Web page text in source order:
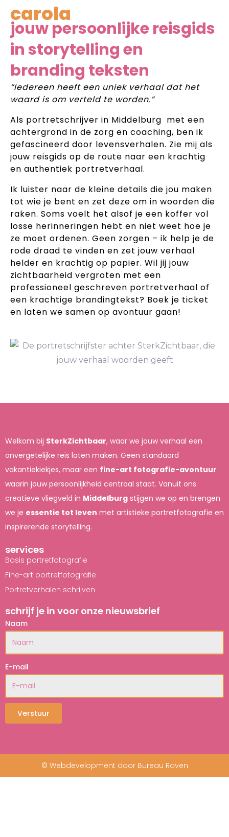
carola
jouw persoonlijke reisgids
in storytelling en
branding teksten
“Iedereen heeft een uniek verhaal dat het
waard is om verteld te worden.”
Als portretschrijver in Middelburg met een
achtergrond in de zorg en coaching, ben ik
gefascineerd door levensverhalen. Zie mij als
jouw reisgids op de route naar een krachtig
en authentiek portretverhaal.
Ik luister naar de kleine details die jou maken
tot wie je bent en zet deze om in woorden die
raken. Soms voelt het alsof je een koffer vol
losse herinneringen hebt en niet weet hoe je
ze moet ordenen. Geen zorgen – ik help je de
rode draad te vinden en zet jouw verhaal
helder en krachtig op papier. Wil jij jouw
zichtbaarheid vergroten met een
professioneel geschreven portretverhaal of
een krachtige brandingtekst? Boek je ticket
en laten we samen op avontuur gaan!
Welkom bij SterkZichtbaar, waar we jouw verhaal een
onvergetelijke reis laten maken. Geen standaard
vakantiekiekjes, maar een fine-art fotografie-avontuur
waarin jouw persoonlijkheid centraal staat. Vanuit ons
creatieve vliegveld in Middelburg stijgen we op en brengen
we je essentie tot leven met artistieke portretfotografie en
inspirerende storytelling.
services
Basis portretfotografie
Fine-art portretfotografie
Portretverhalen schrijven
schrijf je in voor onze nieuwsbrief
Naam
E-mail
Verstuur
© Webdevelopment door Bureau Raven